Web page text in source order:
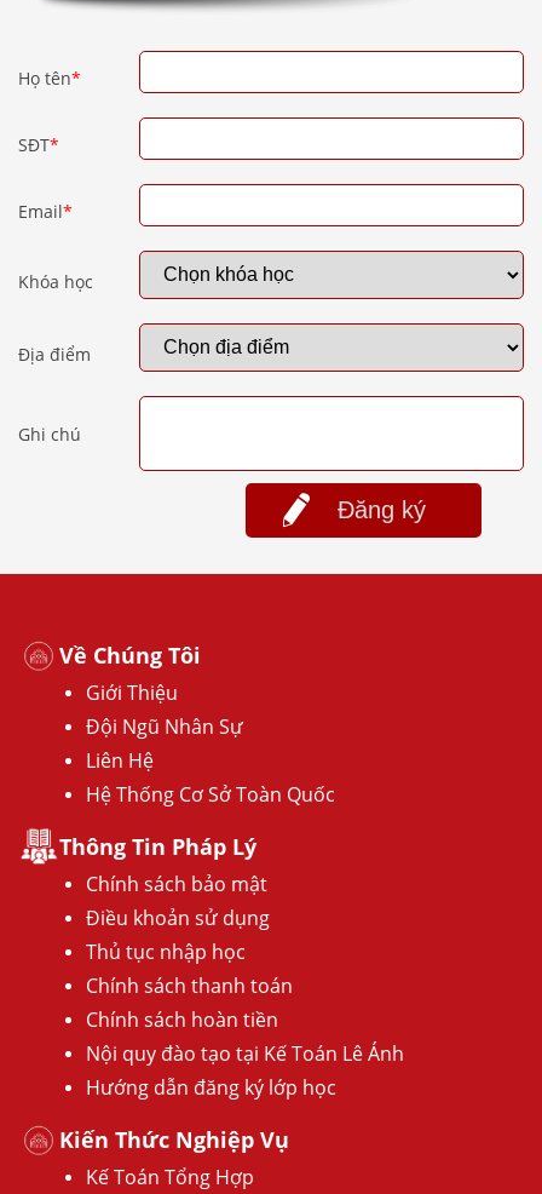
Họ tên*
SĐT*
Email*
Khóa học
Địa điểm
Ghi chú
Đăng ký
Về Chúng Tôi
Giới Thiệu
Đội Ngũ Nhân Sự
Liên Hệ
Hệ Thống Cơ Sở Toàn Quốc
Thông Tin Pháp Lý
Chính sách bảo mật
Điều khoản sử dụng
Thủ tục nhập học
Chính sách thanh toán
Chính sách hoàn tiền
Nội quy đào tạo tại Kế Toán Lê Ánh
Hướng dẫn đăng ký lớp học
Kiến Thức Nghiệp Vụ
Kế Toán Tổng Hợp